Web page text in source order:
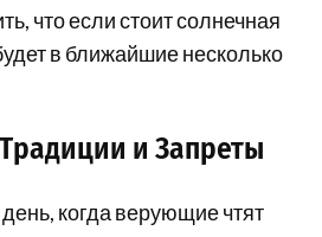
что если стоит солнечная
в ближайшие несколько
и Запреты
когда верующие чтят